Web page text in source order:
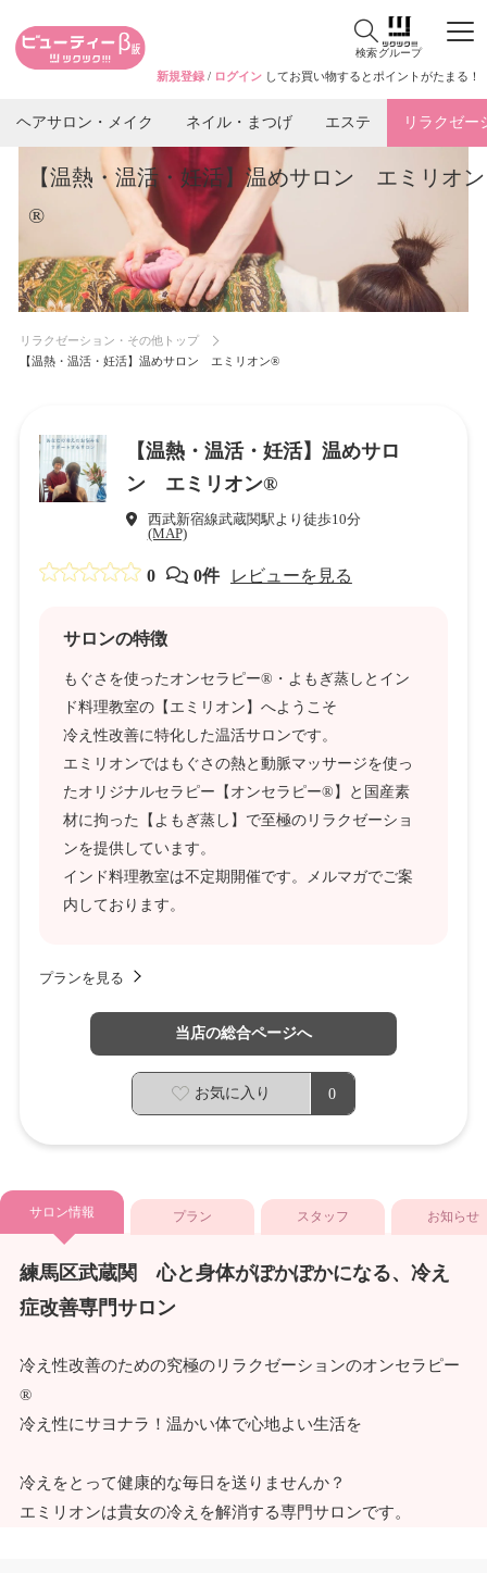
検索グループ
新規登録 / ログイン してお買い物するとポイントがたまる！
ヘアサロン・メイク ネイル・まつげ エステ リラクゼー
【温熱・温活・妊活】温めサロン エミリオン
®
リラクゼーション・その他トップ
【温熱・温活・妊活】温めサロン エミリオン®
【温熱・温活・妊活】温めサロ
ン エミリオン®
西武新宿線武蔵関駅より徒歩10分
(MAP)
0 0件 レビューを見る
サロンの特徴
もぐさを使ったオンセラピー®・よもぎ蒸しとイン
ド料理教室の【エミリオン】へようこそ
冷え性改善に特化した温活サロンです。
エミリオンではもぐさの熱と動脈マッサージを使っ
たオリジナルセラピー【オンセラピー®】と国産素
材に拘った【よもぎ蒸し】で至極のリラクゼーショ
ンを提供しています。
インド料理教室は不定期開催です。メルマガでご案
内しております。
プランを見る
当店の総合ページへ
お気に入り 0
サロン情報 プラン スタッフ お知らせ
練馬区武蔵関 心と身体がぽかぽかになる、冷え
症改善専門サロン
冷え性改善のための究極のリラクゼーションのオンセラピー
®
冷え性にサヨナラ！温かい体で心地よい生活を
冷えをとって健康的な毎日を送りませんか？